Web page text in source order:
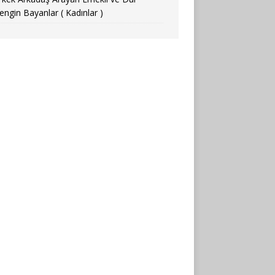
Bayanlar ( Kadınlar )